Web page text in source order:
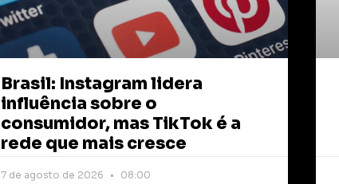
Brasil: Instagram lidera
influência sobre o
consumidor, mas TikTok é a
rede que mais cresce
7 de agosto de 2026 08:00